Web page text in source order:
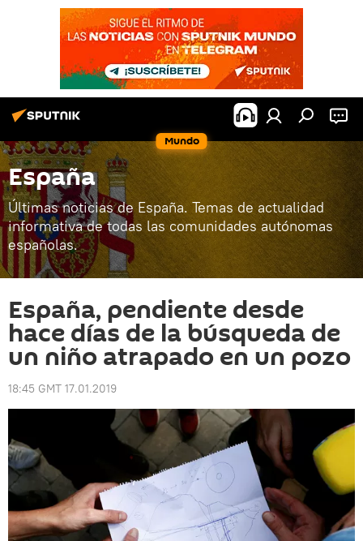
Mundo
España
Últimas noticias de España. Temas de actualidad
informativa de todas las comunidades autónomas
españolas.
España, pendiente desde
hace días de la búsqueda de
un niño atrapado en un pozo
18:45 GMT 17.01.2019